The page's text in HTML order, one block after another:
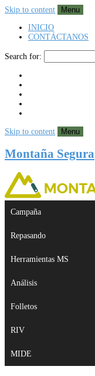
Skip to content
Menu
INICIO
CONTÁCTANOS
Search for:
Skip to content Menu
Montaña Segura
Campaña
Repasando
Herramientas MS
Análisis
Folletos
RIV
MIDE